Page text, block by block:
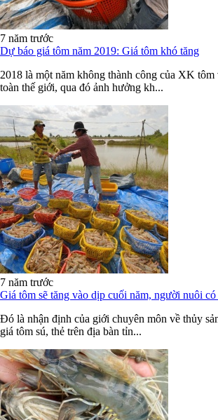
7 năm trước
Dự báo giá tôm năm 2019: Giá tôm khó tăng
2018 là một năm không thành công của XK tôm
toàn thế giới, qua đó ảnh hưởng kh...
7 năm trước
Giá tôm sẽ tăng vào dịp cuối năm, người nuôi có
Đó là nhận định của giới chuyên môn về thủy
giá tôm sú, thẻ trên địa bàn tỉn...